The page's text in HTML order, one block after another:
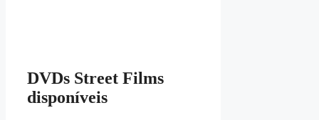
DVDs Street Films
disponíveis